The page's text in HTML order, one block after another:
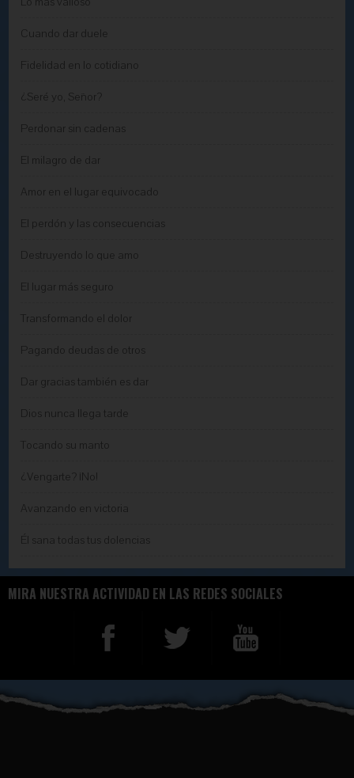
Cuando dar duele
Fidelidad en lo cotidiano
¿Seré yo, Señor?
Perdonar sin cadenas
El milagro de dar
Amor en el lugar equivocado
El perdón y las consecuencias
Destruyendo lo que amo
El lugar más seguro
Transformando el dolor
Pagando deudas de otros
Dar gracias también es dar
Dios nunca llega tarde
Tocando su manto
¿Vengarte? ¡No!
Avanzando en victoria
Él sana todas tus dolencias
MIRA NUESTRA ACTIVIDAD EN LAS REDES SOCIALES